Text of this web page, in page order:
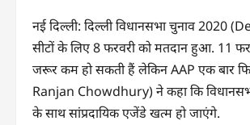
नई दिल्ली: दिल्ली विधानसभा चुनाव 2020
सीटों के लिए 8 फरवरी को मतदान हुआ. 11
जरूर कम हो सकती हैं लेकिन AAP एक बार
Ranjan Chowdhury) ने कहा कि
के साथ सांप्रदायिक एजेंडे खत्म हो जाएंगे.